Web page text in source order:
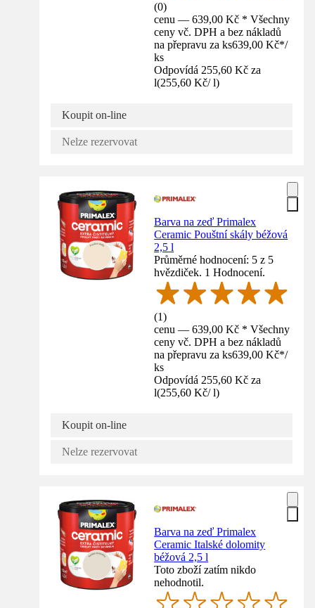
(0)
cenu — 639,00 Kč * Všechny
ceny vč. DPH a bez nákladů
na přepravu za ks639,00 Kč*/
ks
Odpovídá 255,60 Kč za
l(255,60 Kč/ l)
Koupit on-line
Nelze rezervovat
Barva na zeď Primalex
Ceramic Pouštní skály béžová
2,5 l
Průměrné hodnocení: 5 z 5
hvězdiček. 1 Hodnocení.
(1)
cenu — 639,00 Kč * Všechny
ceny vč. DPH a bez nákladů
na přepravu za ks639,00 Kč*/
ks
Odpovídá 255,60 Kč za
l(255,60 Kč/ l)
Koupit on-line
Nelze rezervovat
Barva na zeď Primalex
Ceramic Italské dolomity
béžová 2,5 l
Toto zboží zatím nikdo
nehodnotil.